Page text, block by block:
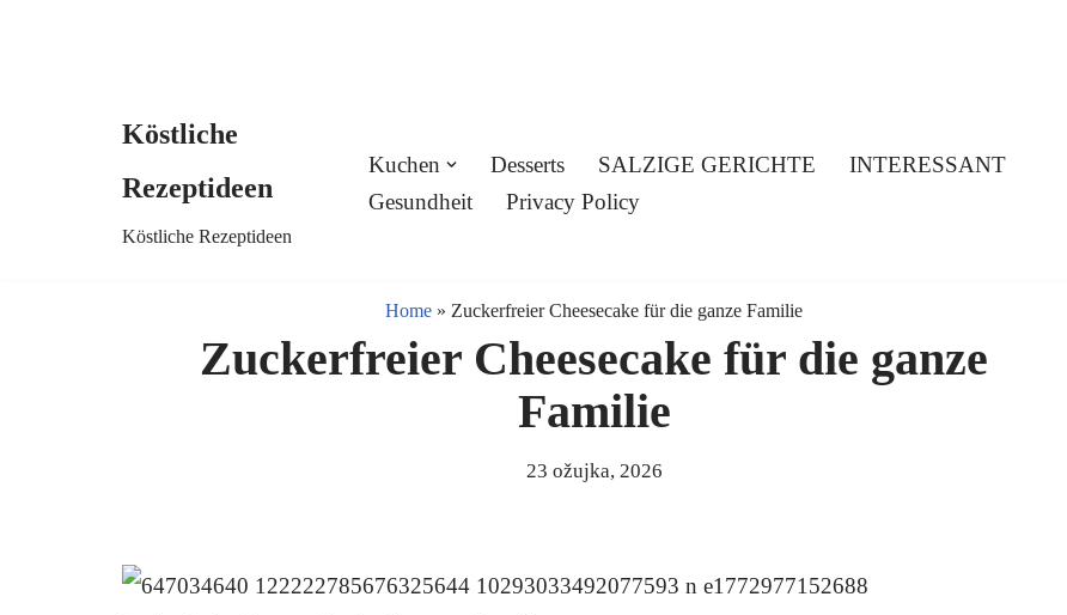
Köstliche
Rezeptideen
Köstliche Rezeptideen
Kuchen Desserts SALZIGE GERICHTE
INTERESSANT
Gesundheit
Privacy Policy
Home » Zuckerfreier Cheesecake für die ganze Familie
Zuckerfreier Cheesecake für die ganze
Familie
23 ožujka, 2026